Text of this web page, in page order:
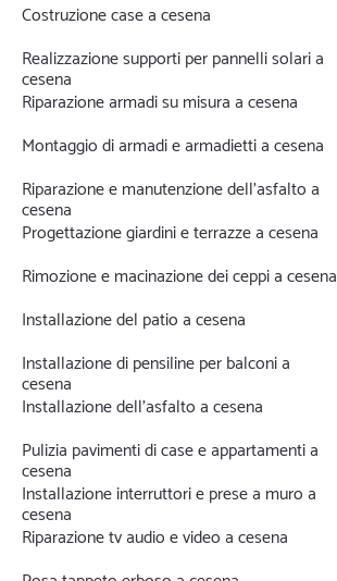
Costruzione case a cesena
Realizzazione supporti per pannelli solari a
cesena
Riparazione armadi su misura a cesena
Montaggio di armadi e armadietti a cesena
Riparazione e manutenzione dell'asfalto a
cesena
Progettazione giardini e terrazze a cesena
Rimozione e macinazione dei ceppi a cesena
Installazione del patio a cesena
Installazione di pensiline per balconi a
cesena
Installazione dell'asfalto a cesena
Pulizia pavimenti di case e appartamenti a
cesena
Installazione interruttori e prese a muro a
cesena
Riparazione tv audio e video a cesena